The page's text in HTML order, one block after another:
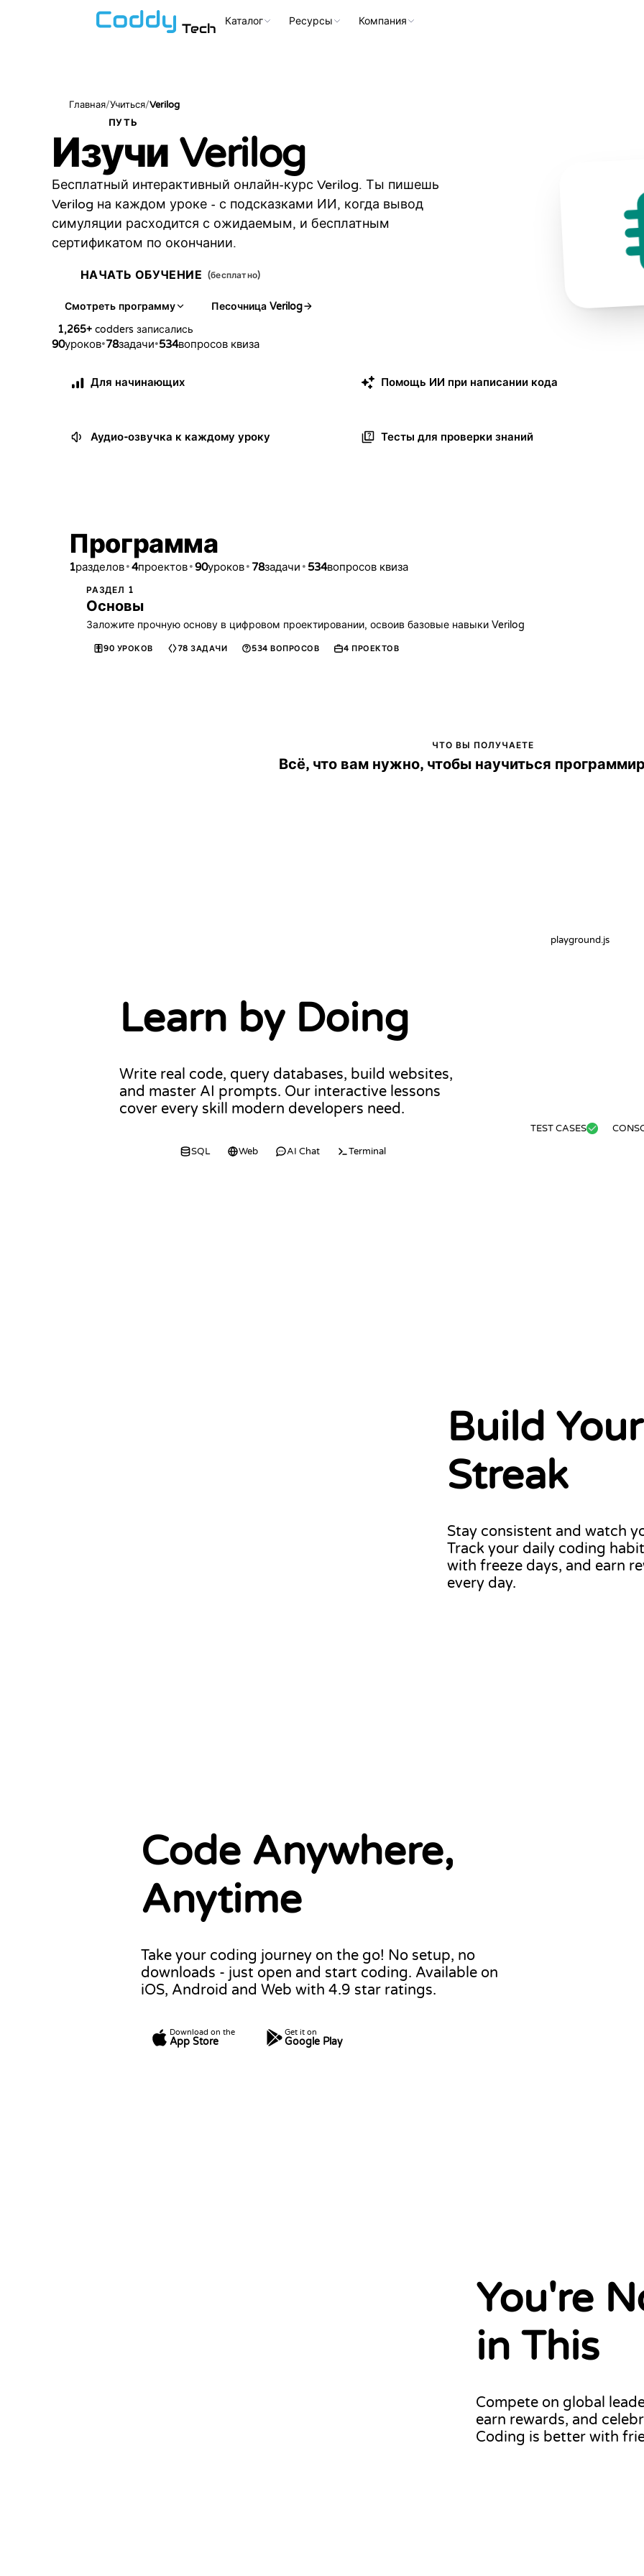
Tech Каталог Ресурсы Компания
Главная/Учиться/Verilog
ПУТЬ
Изучи Verilog
Бесплатный интерактивный онлайн-курс Verilog. Ты пишешь
Verilog на каждом уроке - с подсказками ИИ, когда вывод
симуляции расходится с ожидаемым, и бесплатным
сертификатом по окончании.
НАЧАТЬ ОБУЧЕНИЕ (бесплатно)
Смотреть программу
Песочница Verilog
1,265+ codders записались
90уроков•78задачи•534вопросов квиза
Для начинающих Помощь ИИ при написании кода
Аудио-озвучка к каждому уроку Тесты для проверки знаний
Программа
1разделов•4проектов•90уроков• 78задачи • 534вопросов квиза
РАЗДЕЛ 1
Основы
Заложите прочную основу в цифровом проектировании, освоив базовые навыки Verilog
90 УРОКОВ 78 ЗАДАЧИ 534 ВОПРОСОВ 4 ПРОЕКТОВ
ЧТО ВЫ ПОЛУЧАЕТЕ
Всё, что вам нужно, чтобы научиться
Learn by Doing
Write real code, query databases, build websites,
and master AI prompts. Our interactive lessons
cover every skill modern developers need.
SQL Web AI Chat Terminal
playground.js
TEST CASES
Build
Streak
Stay consistent and watch
Track your daily coding
with freeze days, and earn
every day.
Code Anywhere,
Anytime
Take your coding journey on the go! No setup, no
downloads - just open and start coding. Available on
iOS, Android and Web with 4.9 star ratings.
Download on the
App Store
Get it on
Google Play
You're
in This
Compete on global
earn rewards, and
Coding is better with